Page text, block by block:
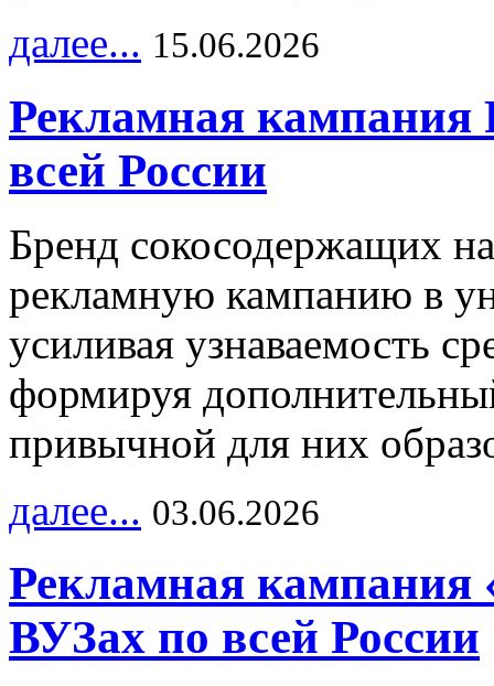
далее... 15.06.2026
Рекламная
всей России
Бренд сокосодержащих
рекламную кампанию в
усиливая узнаваемость
формируя
привычной для них
далее... 03.06.2026
Рекламная кампания
ВУЗах по всей России